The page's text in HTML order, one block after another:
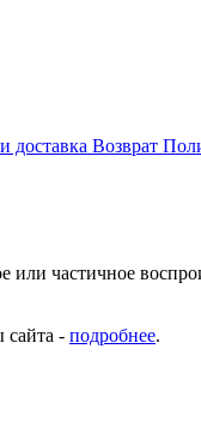
доставка Возврат
частичное
сайта - подробнее.